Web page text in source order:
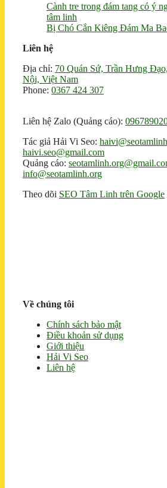
Cành tre trong đám tang có ý
tâm linh
Bị Chó Cắn Kiêng Đám Ma
Liên hệ
Địa chỉ: 70 Quán Sứ, Trần Hưng
Nội, Việt Nam
Phone: 0367 424 307
Liên hệ Zalo (Quảng cáo):
Tác giả Hải Vi Seo:
haivi.seo@gmail.com
Quảng cáo:
info@seotamlinh.org
Theo dõi SEO Tâm Linh trên Google
Về chúng tôi
Chính sách bảo mật
Điều khoản sử dụng
Giới thiệu
Hải Vi Seo
Liên hệ